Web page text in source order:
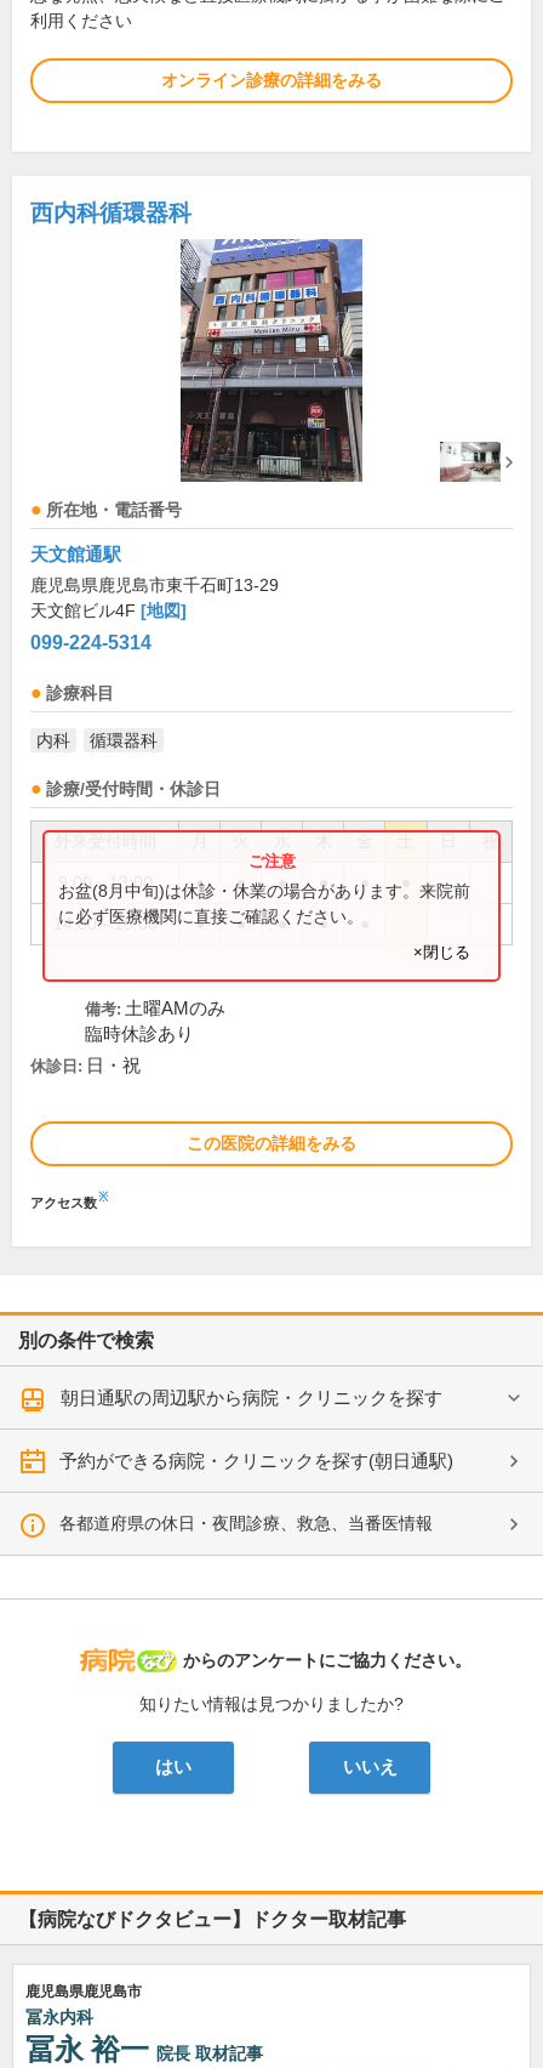
利用ください
オンライン診療の詳細をみる
西内科循環器科
所在地・電話番号
天文館通駅
鹿児島県鹿児島市東千石町13-29
天文館ビル4F [地図]
099-224-5314
診療科目
内科 循環器科
診療/受付時間・休診日
祝
9:00～13:00 ● ● ● ● ●
14:00～18:00 ● ● ● ●
お盆(8月中旬)は休診・休業の場合があります。来院前
に必ず医療機関に直接ご確認ください。
×閉じる
備考: 土曜AMのみ
臨時休診あり
休診日: 日・祝
この医院の詳細をみる
アクセス数※
別の条件で検索
朝日通駅の周辺駅から病院・クリニックを探す
予約ができる病院・クリニックを探す(朝日通駅)
各都道府県の休日・夜間診療、救急、当番医情報
病院なび
からのアンケートにご協力ください。
知りたい情報は見つかりましたか?
はい いいえ
【病院なびドクタビュー】ドクター取材記事
鹿児島県鹿児島市
冨永内科
冨永 裕一 院長 取材記事